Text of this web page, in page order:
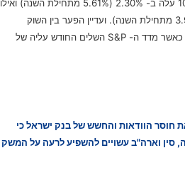
רוח גבית כלפי מעלה. מדד ת"א 100 עלה ב- 2.30% (5.61% מתחילת השנה) ואילו
מדד המעו"ף עלה ב- 2.14% (3.91% מתחילת השנה). ועדיין הפער בין השוק
המקומי לזה בארה"ב ממשיך לגדול כאשר מדד ה- S&P השלים החודש עליה של
חוסר הוודאות והחשש של בנק ישראל כי
סין וארה"ב עשויים להשפיע לרעה על המשק